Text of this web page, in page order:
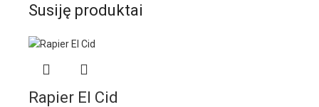
Susiję produktai
Rapier El Cid